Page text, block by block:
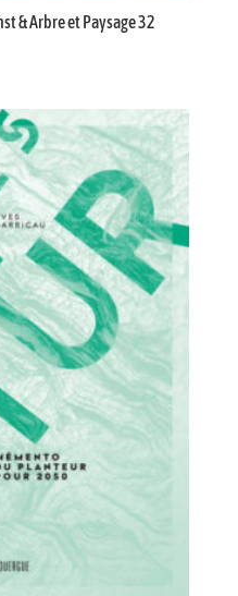
& Arbre et Paysage 32